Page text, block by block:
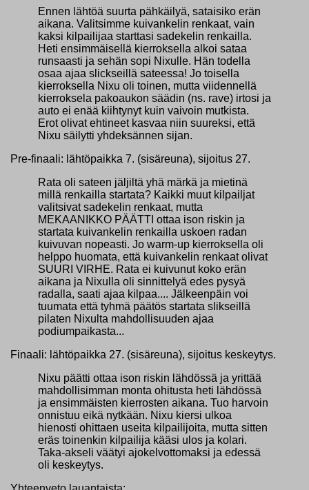
Ennen lähtöä suurta pähkäilyä, sataisiko erän
aikana. Valitsimme kuivankelin renkaat, vain
kaksi kilpailijaa starttasi sadekelin renkailla.
Heti ensimmäisellä kierroksella alkoi sataa
runsaasti ja sehän sopi Nixulle. Hän todella
osaa ajaa slickseillä sateessa! Jo toisella
kierroksella Nixu oli toinen, mutta viidennellä
kierroksela pakoaukon säädin (ns. rave) irtosi ja
auto ei enää kiihtynyt kuin vaivoin mutkista.
Erot olivat ehtineet kasvaa niin suureksi, että
Nixu säilytti yhdeksännen sijan.
Pre-finaali: lähtöpaikka 7. (sisäreuna), sijoitus 27.
Rata oli sateen jäljiltä yhä märkä ja mietinä
millä renkailla startata? Kaikki muut kilpailjat
valitsivat sadekelin renkaat, mutta
MEKAANIKKO PÄÄTTI ottaa ison riskin ja
startata kuivankelin renkailla uskoen radan
kuivuvan nopeasti. Jo warm-up kierroksella oli
helppo huomata, että kuivankelin renkaat olivat
SUURI VIRHE. Rata ei kuivunut koko erän
aikana ja Nixulla oli sinnittelyä edes pysyä
radalla, saati ajaa kilpaa.... Jälkeenpäin voi
tuumata että tyhmä päätös startata slikseillä
pilaten Nixulta mahdollisuuden ajaa
podiumpaikasta...
Finaali: lähtöpaikka 27. (sisäreuna), sijoitus keskeytys.
Nixu päätti ottaa ison riskin lähdössä ja yrittää
mahdollisimman monta ohitusta heti lähdössä
ja ensimmäisten kierrosten aikana. Tuo harvoin
onnistuu eikä nytkään. Nixu kiersi ulkoa
hienosti ohittaen useita kilpailijoita, mutta sitten
eräs toinenkin kilpailija kääsi ulos ja kolari.
Taka-akseli väätyi ajokelvottomaksi ja edessä
oli keskeytys.